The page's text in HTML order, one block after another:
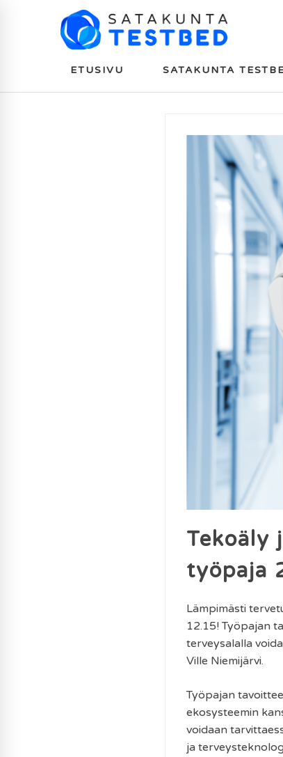
ETUSIVU SATAKUNTA
Tekoäly
työpaja
Lämpimästi
12.15! Työpajan
terveysalalla
Ville Niemijärvi.
Työpajan
ekosysteemin
voidaan
ja